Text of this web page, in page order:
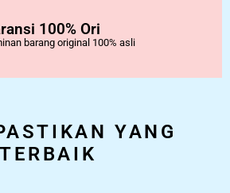
100% Ori
barang original 100% asli
YANG
TERBAIK